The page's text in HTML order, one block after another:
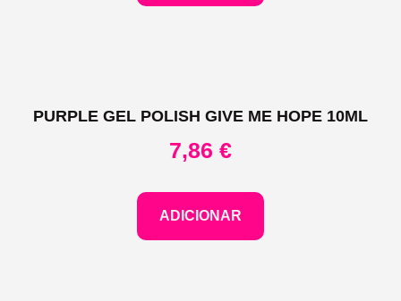
PURPLE GEL POLISH GIVE ME HOPE 10ML
7,86 €
ADICIONAR